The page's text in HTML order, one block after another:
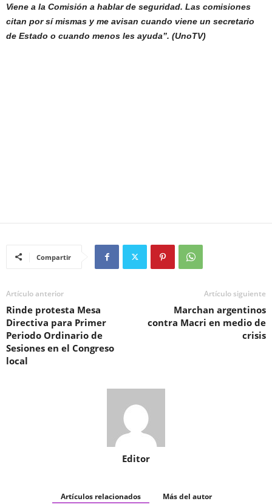
Viene a la Comisión a hablar de seguridad. Las comisiones
citan por sí mismas y me avisan cuando viene un secretario
de Estado o cuando menos les ayuda”. (UnoTV)
Compartir
Artículo anterior
Rinde protesta Mesa
Directiva para Primer
Periodo Ordinario de
Sesiones en el Congreso
local
Artículo siguiente
Marchan argentinos
contra Macri en medio de
crisis
Editor
Artículos relacionados Más del autor